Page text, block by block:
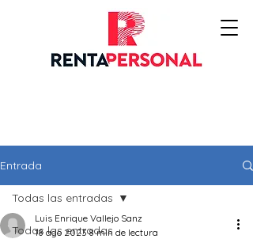
Entrada
Todas las entradas
Todas las entradas
Luis Enrique Vallejo Sanz
18 ago 2023 8 min de lectura